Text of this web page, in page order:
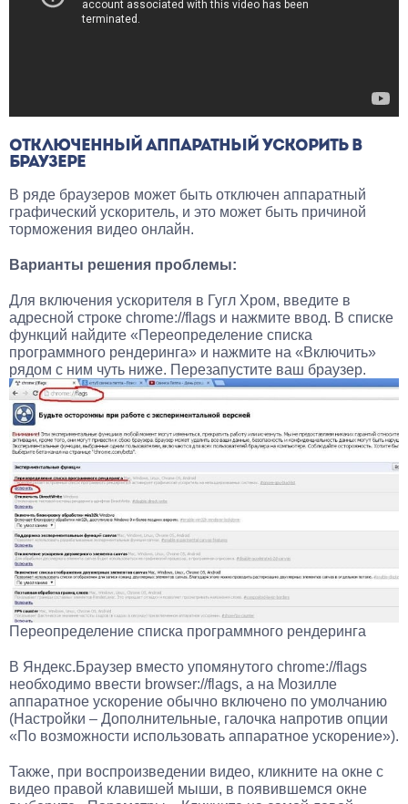
ОТКЛЮЧЕННЫЙ АППАРАТНЫЙ УСКОРИТЬ В
БРАУЗЕРЕ
В ряде браузеров может быть отключен аппаратный
графический ускоритель, и это может быть причиной
торможения видео онлайн.
Варианты решения проблемы:
Для включения ускорителя в Гугл Хром, введите в
адресной строке chrome://flags и нажмите ввод. В списке
функций найдите «Переопределение списка
программного рендеринга» и нажмите на «Включить»
рядом с ним чуть ниже. Перезапустите ваш браузер.
Переопределение списка программного рендеринга
В Яндекс.Браузер вместо упомянутого chrome://flags
необходимо ввести browser://flags, а на Мозилле
аппаратное ускорение обычно включено по умолчанию
(Настройки – Дополнительные, галочка напротив опции
«По возможности использовать аппаратное ускорение»).
Также, при воспроизведении видео, кликните на окне с
видео правой клавишей мыши, в появившемся окне